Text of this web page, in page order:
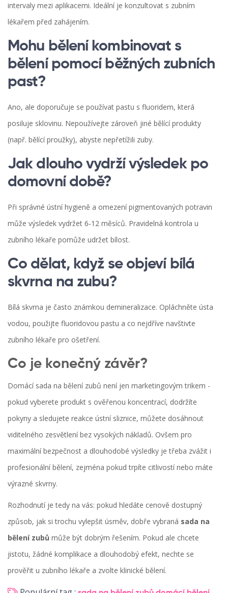
intervaly mezi aplikacemi. Ideální je konzultovat s zubním
lékařem před zahájením.
Mohu bělení kombinovat s
bělení pomocí běžných zubních
past?
Ano, ale doporučuje se používat pastu s fluoridem, která
posiluje sklovinu. Nepoužívejte zároveň jiné bělící produkty
(např. bělící proužky), abyste nepřetížili zuby.
Jak dlouho vydrží výsledek po
domovní době?
Při správné ústní hygieně a omezení pigmentovaných potravin
může výsledek vydržet 6‑12 měsíců. Pravidelná kontrola u
zubního lékaře pomůže udržet bílost.
Co dělat, když se objeví bílá
skvrna na zubu?
Bílá skvrna je často známkou demineralizace. Opláchněte ústa
vodou, použijte fluoridovou pastu a co nejdříve navštivte
zubního lékaře pro ošetření.
Co je konečný závěr?
Domácí sada na bělení zubů není jen marketingovým trikem -
pokud vyberete produkt s ověřenou koncentrací, dodržíte
pokyny a sledujete reakce ústní sliznice, můžete dosáhnout
viditelného zesvětlení bez vysokých nákladů. Ovšem pro
maximální bezpečnost a dlouhodobé výsledky je třeba zvážit i
profesionální bělení, zejména pokud trpíte citlivostí nebo máte
výrazné skvrny.
Rozhodnutí je tedy na vás: pokud hledáte cenově dostupný
způsob, jak si trochu vylepšit úsměv, dobře vybraná sada na
bělení zubů může být dobrým řešením. Pokud ale chcete
jistotu, žádné komplikace a dlouhodobý efekt, nechte se
prověřit u zubního lékaře a zvolte klinické bělení.